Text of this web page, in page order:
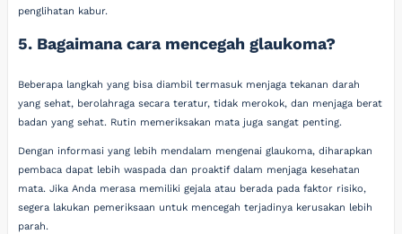
penglihatan kabur.
5. Bagaimana cara mencegah glaukoma?
Beberapa langkah yang bisa diambil termasuk menjaga tekanan darah
yang sehat, berolahraga secara teratur, tidak merokok, dan menjaga berat
badan yang sehat. Rutin memeriksakan mata juga sangat penting.
Dengan informasi yang lebih mendalam mengenai glaukoma, diharapkan
pembaca dapat lebih waspada dan proaktif dalam menjaga kesehatan
mata. Jika Anda merasa memiliki gejala atau berada pada faktor risiko,
segera lakukan pemeriksaan untuk mencegah terjadinya kerusakan lebih
parah.